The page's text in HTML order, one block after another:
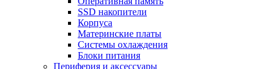
SSD накопители
Корпуса
Материнские платы
Системы охлаждения
Блоки питания
Периферия и аксессуары